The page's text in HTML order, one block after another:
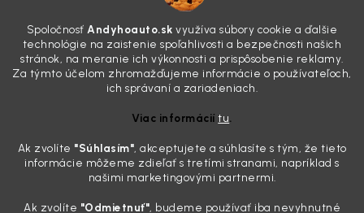
Spoločnosť Andyhoauto.sk využíva súbory cookie a ďalšie
technológie na zaistenie spoľahlivosti a bezpečnosti našich
stránok, na meranie ich výkonnosti a prispôsobenie reklamy.
Za týmto účelom zhromažďujeme informácie o používateľoch,
ich správaní a zariadeniach.
Viac informáciítu.
Ak zvolíte "Súhlasím", akceptujete a súhlasíte s tým, že tieto
informácie môžeme zdieľať s tretími stranami, napríklad s
našimi marketingovými partnermi.
Ak zvolíte "Odmietnuť", budeme používať iba nevyhnutné
„upratanom“ aute, no pri pohľade na palubnú dosku vás ide poraziť. V
mriežkach ventilácie, okolo tlačidiel a v švíkoch sedačiek na vás stále
drzo pozerá prach. Handra ani vysávač tam jednodu...
Detailing nemusí stáť výplatu: 5 kúskov autokozmetiky,
Sobotné ráno, káva v ruke a pred vami zaprášená kapota. Pre
niekoho nuda, pre nás najlepší relax. Lenže keď si v košíku spočítate
všetky tie fľaštičky, šampóny a utierky, výsledná suma vie poriadne
pokaziť náladu. Dobrá správa je, že aj profi výbava ...